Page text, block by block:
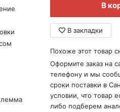
В
В закладки
Похоже этот товар
Оформите заказ на
телефону и мы
сроки поставки в
условии, что товар
либо подберем